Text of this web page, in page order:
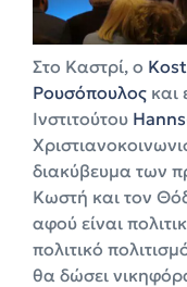
Στο Καστρί, ο
Ρουσόπουλος και
Ινστιτούτου
διακύβευμα των
Κωστή και τον
αφού είναι
πολιτικό
θα δώσει